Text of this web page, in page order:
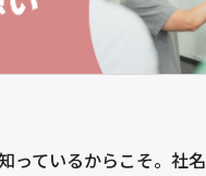
っているからこそ。社名